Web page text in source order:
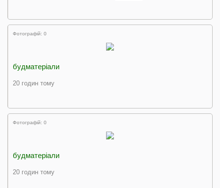
Фотографій: 0
будматеріали
20 годин тому
Фотографій: 0
будматеріали
20 годин тому